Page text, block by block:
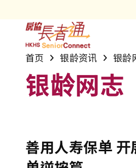
首页 银龄资讯 银龄
银龄网志
善用人寿保单
精明投资 「您」